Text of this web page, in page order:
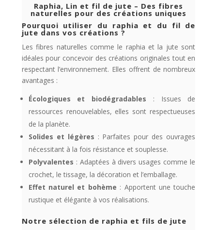
Raphia, Lin et fil de jute – Des fibres
naturelles pour des créations uniques
Pourquoi utiliser du raphia et du fil de
jute dans vos créations ?
Les fibres naturelles comme le raphia et la jute sont
idéales pour concevoir des créations originales tout en
respectant l’environnement. Elles offrent de nombreux
avantages :
Écologiques et biodégradables : Issues de
ressources renouvelables, elles sont respectueuses
de la planète.
Solides et légères : Parfaites pour des ouvrages
nécessitant à la fois résistance et souplesse.
Polyvalentes : Adaptées à divers usages comme le
crochet, le tissage, la décoration et l’emballage.
Effet naturel et bohème : Apportent une touche
rustique et élégante à vos réalisations.
Notre sélection de raphia et fils de jute